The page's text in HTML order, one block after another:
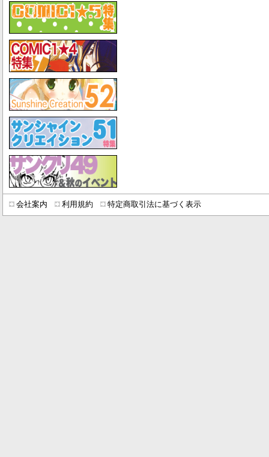
会社案内 利用規約 特定商取引法に基づく表示